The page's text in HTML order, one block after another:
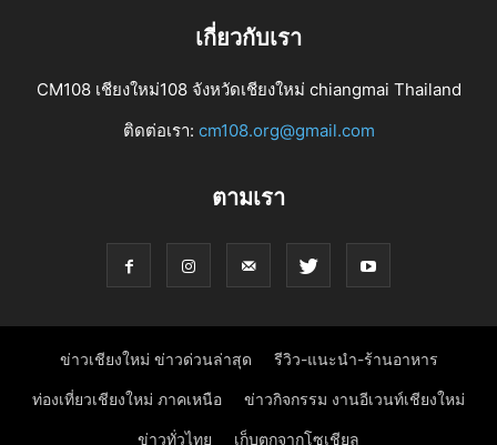
เกี่ยวกับเรา
CM108 เชียงใหม่108 จังหวัดเชียงใหม่ chiangmai Thailand
ติดต่อเรา: cm108.org@gmail.com
ตามเรา
ข่าวเชียงใหม่ ข่าวด่วนล่าสุด รีวิว-แนะนำ-ร้านอาหาร
ท่องเที่ยวเชียงใหม่ ภาคเหนือ ข่าวกิจกรรม งานอีเวนท์เชียงใหม่
ข่าวทั่วไทย เก็บตกจากโซเชียล